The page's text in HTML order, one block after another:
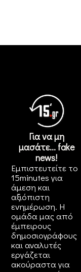
Για να μη
μασάτε... fake
news!
Εμπιστευτείτε το
15minutes για
άμεση και
αξιόπιστη
ενημέρωση. Η
ομάδα μας από
έμπειρους
δημοσιογράφους
και αναλυτές
εργάζεται
ακούραστα για